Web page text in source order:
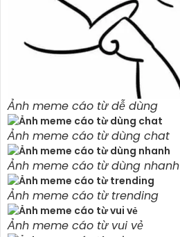
Ảnh meme cáo từ dễ dùng
Ảnh meme cáo từ dùng chat
Ảnh meme cáo từ dùng nhanh
Ảnh meme cáo từ trending
Ảnh meme cáo từ vui vẻ